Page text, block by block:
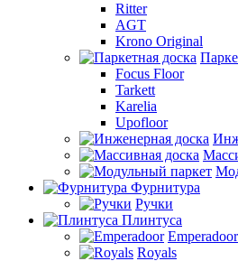
Ritter
AGT
Krono Original
Focus Floor
Tarkett
Karelia
Upofloor
Фурнитура
Ручки
Плинтуса
Emperadoor
Royals